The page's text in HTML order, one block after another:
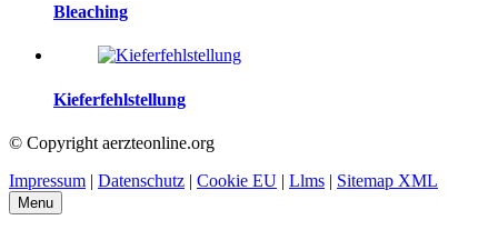
Bleaching
Kieferfehlstellung
© Copyright aerzteonline.org
Impressum | Datenschutz | Cookie EU | Llms | Sitemap XML
Menu